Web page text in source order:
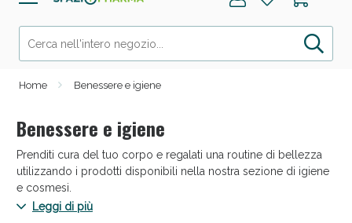
Home Benessere e igiene
Benessere e igiene
Prenditi cura del tuo corpo e regalati una routine di bellezza
utilizzando i prodotti disponibili nella nostra sezione di igiene
e cosmesi.
Troverai tutto ciò che ti occorre per l’igiene orare, per l’igiene
Leggi di più
Salini e Multivitaminici: oggi Sconto extra fino al